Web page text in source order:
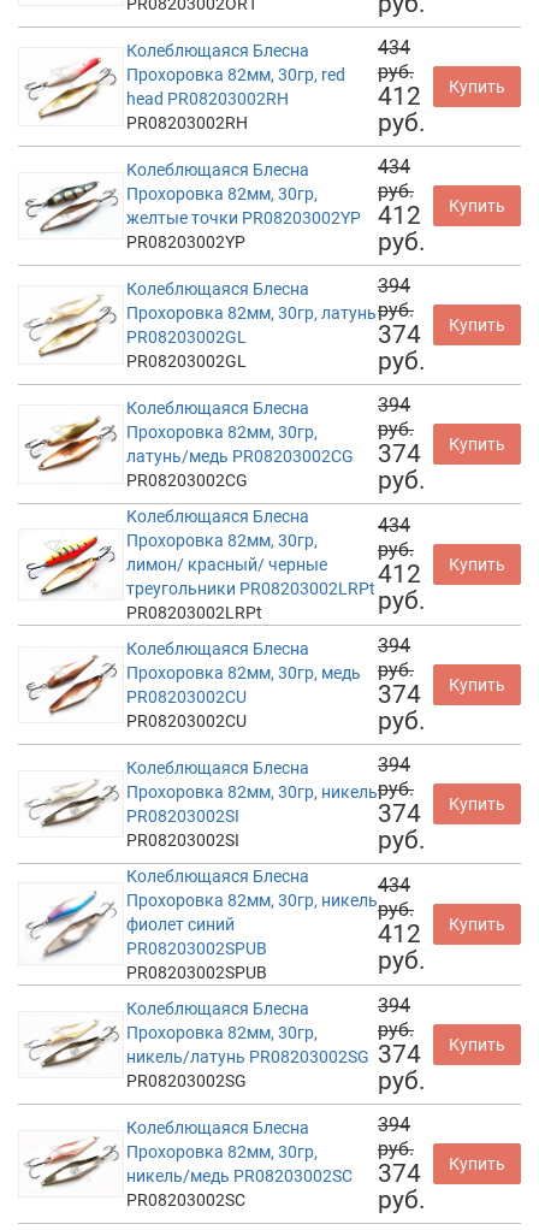
Колеблющаяся Блесна
Прохоровка 82мм, 30гр, red
head PR08203002RH
PR08203002RH
434
руб.
412
руб.
Купить
Колеблющаяся Блесна
Прохоровка 82мм, 30гр,
желтые точки PR08203002YP
PR08203002YP
434
руб.
412
руб.
Купить
Колеблющаяся Блесна
Прохоровка 82мм, 30гр, латунь
PR08203002GL
PR08203002GL
394
руб.
374
руб.
Купить
Колеблющаяся Блесна
Прохоровка 82мм, 30гр,
латунь/медь PR08203002CG
PR08203002CG
394
руб.
374
руб.
Купить
Колеблющаяся Блесна
Прохоровка 82мм, 30гр,
лимон/ красный/ черные
треугольники PR08203002LRPt
PR08203002LRPt
434
руб.
412
руб.
Купить
Колеблющаяся Блесна
Прохоровка 82мм, 30гр, медь
PR08203002CU
PR08203002CU
394
руб.
374
руб.
Купить
Колеблющаяся Блесна
Прохоровка 82мм, 30гр, никель
PR08203002SI
PR08203002SI
394
руб.
374
руб.
Купить
Колеблющаяся Блесна
Прохоровка 82мм, 30гр, никель
фиолет синий
PR08203002SPUB
PR08203002SPUB
434
руб.
412
руб.
Купить
Колеблющаяся Блесна
Прохоровка 82мм, 30гр,
никель/латунь PR08203002SG
PR08203002SG
394
руб.
374
руб.
Купить
Колеблющаяся Блесна
Прохоровка 82мм, 30гр,
никель/медь PR08203002SC
PR08203002SC
394
руб.
374
руб.
Купить